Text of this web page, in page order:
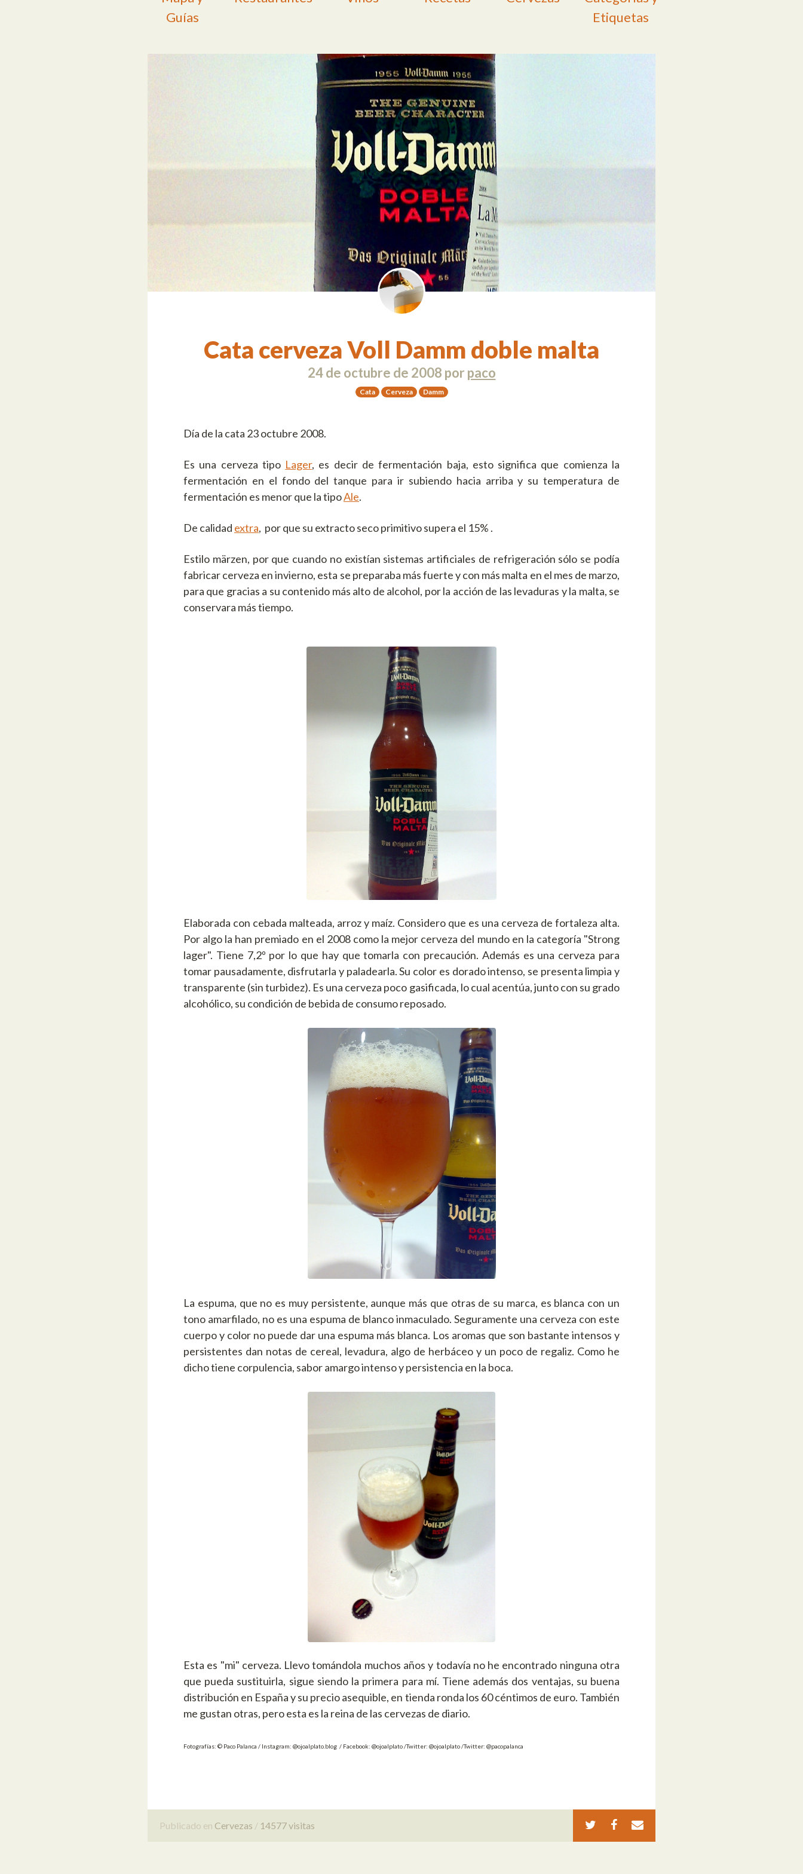
Guías
Etiquetas
Cata cerveza Voll Damm doble malta
24 de octubre de 2008 por paco
Cata Cerveza Damm
Día de la cata 23 octubre 2008.
Es una cerveza tipo Lager, es decir de fermentación baja, esto significa que comienza la
fermentación en el fondo del tanque para ir subiendo hacia arriba y su temperatura de
fermentación es menor que la tipoAle.
De calidad extra, por que su extracto seco primitivo supera el 15% .
Estilo märzen, por que cuando no existían sistemas artificiales de refrigeración sólo se podía
fabricar cerveza en invierno, esta se preparaba más fuerte y con más malta en el mes de marzo,
para que gracias a su contenido más alto de alcohol, por la acción de las levaduras y la malta, se
conservara más tiempo.
Elaborada con cebada malteada, arroz y maíz. Considero que es una cerveza de fortaleza alta.
Por algo la han premiado en el 2008 como la mejor cerveza del mundo en la categoría "Strong
lager". Tiene 7,2º por lo que hay que tomarla con precaución. Además es una cerveza para
tomar pausadamente, disfrutarla y paladearla. Su color es dorado intenso, se presenta limpia y
transparente (sin turbidez). Es una cerveza poco gasificada, lo cual acentúa, junto con su grado
alcohólico, su condición de bebida de consumo reposado.
La espuma, que no es muy persistente, aunque más que otras de su marca, es blanca con un
tono amarfilado, no es una espuma de blanco inmaculado. Seguramente una cerveza con este
cuerpo y color no puede dar una espuma más blanca. Los aromas que son bastante intensos y
persistentes dan notas de cereal, levadura, algo de herbáceo y un poco de regaliz. Como he
dicho tiene corpulencia, sabor amargo intenso y persistencia en la boca.
Esta es "mi" cerveza. Llevo tomándola muchos años y todavía no he encontrado ninguna otra
que pueda sustituirla, sigue siendo la primera para mí. Tiene además dos ventajas, su buena
distribución en España y su precio asequible, en tienda ronda los 60 céntimos de euro. También
me gustan otras, pero esta es la reina de las cervezas de diario.
Fotografías: © Paco Palanca / Instagram: @ojoalplato.blog / Facebook: @ojoalplato /Twitter: @ojoalplato /Twitter: @pacopalanca
Publicado en Cervezas 14577 visitas